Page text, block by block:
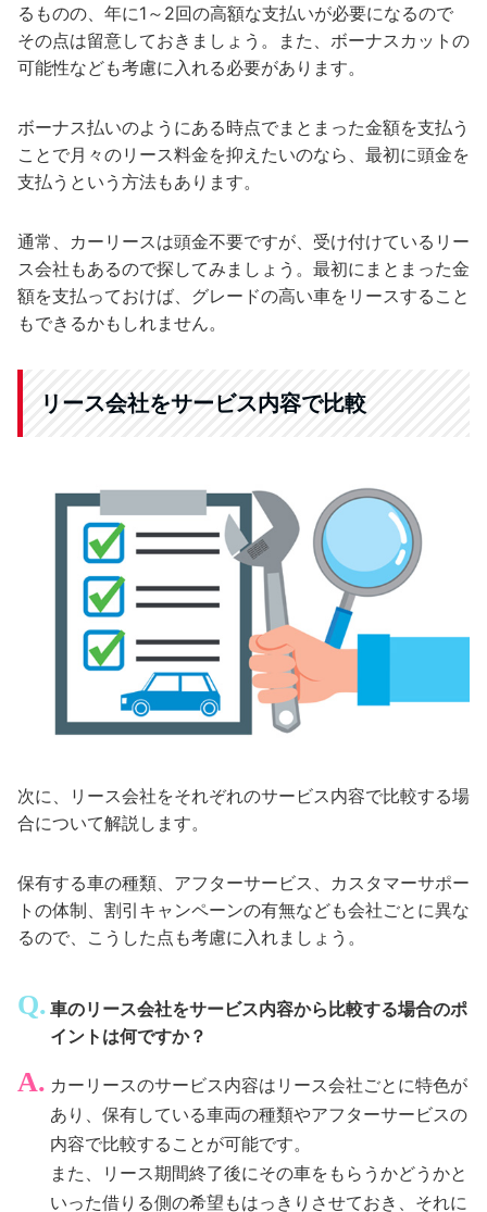
るものの、年に1～2回の高額な支払いが必要になるので
その点は留意しておきましょう。また、ボーナスカットの
可能性なども考慮に入れる必要があります。
ボーナス払いのようにある時点でまとまった金額を支払う
ことで月々のリース料金を抑えたいのなら、最初に頭金を
支払うという方法もあります。
通常、カーリースは頭金不要ですが、受け付けているリー
ス会社もあるので探してみましょう。最初にまとまった金
額を支払っておけば、グレードの高い車をリースすること
もできるかもしれません。
リース会社をサービス内容で比較
次に、リース会社をそれぞれのサービス内容で比較する場
合について解説します。
保有する車の種類、アフターサービス、カスタマーサポー
トの体制、割引キャンペーンの有無なども会社ごとに異な
るので、こうした点も考慮に入れましょう。
車のリース会社をサービス内容から比較する場合のポ
イントは何ですか？
カーリースのサービス内容はリース会社ごとに特色が
あり、保有している車両の種類やアフターサービスの
内容で比較することが可能です。
また、リース期間終了後にその車をもらうかどうかと
いった借りる側の希望もはっきりさせておき、それに